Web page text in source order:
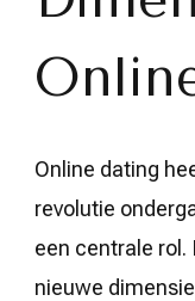
Online dating
revolutie
een centrale rol.
nieuwe